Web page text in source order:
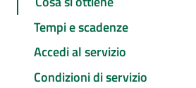
Tempi e scadenze
Accedi al servizio
Condizioni di servizio